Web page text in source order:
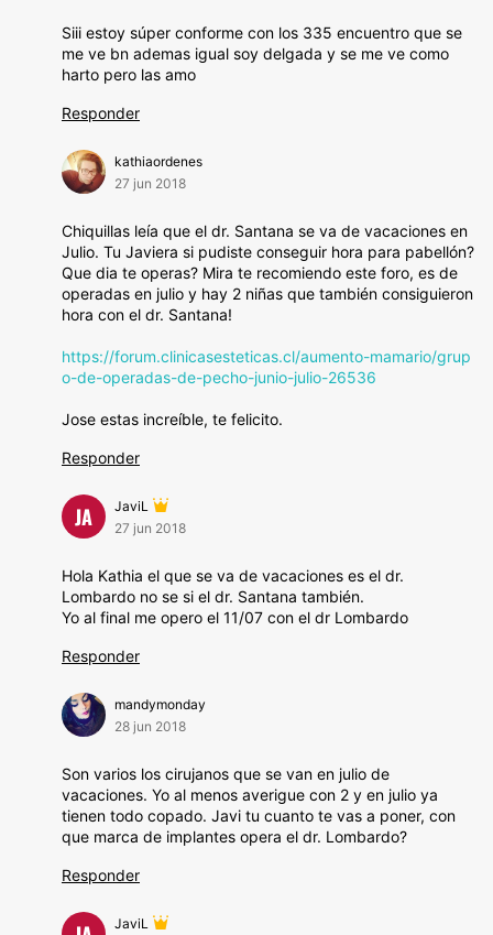
Siii estoy súper conforme con los 335 encuentro que se
me ve bn ademas igual soy delgada y se me ve como
harto pero las amo
Responder
kathiaordenes
27 jun 2018
Chiquillas leía que el dr. Santana se va de vacaciones en
Julio. Tu Javiera si pudiste conseguir hora para pabellón?
Que dia te operas? Mira te recomiendo este foro, es de
operadas en julio y hay 2 niñas que también consiguieron
hora con el dr. Santana!
https://forum.clinicasesteticas.cl/aumento-mamario/grup
o-de-operadas-de-pecho-junio-julio-26536
Jose estas increíble, te felicito.
Responder
JA
JaviL
27 jun 2018
Hola Kathia el que se va de vacaciones es el dr.
Lombardo no se si el dr. Santana también.
Yo al final me opero el 11/07 con el dr Lombardo
Responder
mandymonday
28 jun 2018
Son varios los cirujanos que se van en julio de
vacaciones. Yo al menos averigue con 2 y en julio ya
tienen todo copado. Javi tu cuanto te vas a poner, con
que marca de implantes opera el dr. Lombardo?
Responder
JaviL